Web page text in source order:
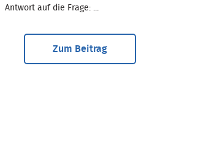
Antwort auf die Frage: ...
Zum Beitrag